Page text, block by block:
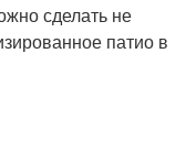
сделать не
патио в